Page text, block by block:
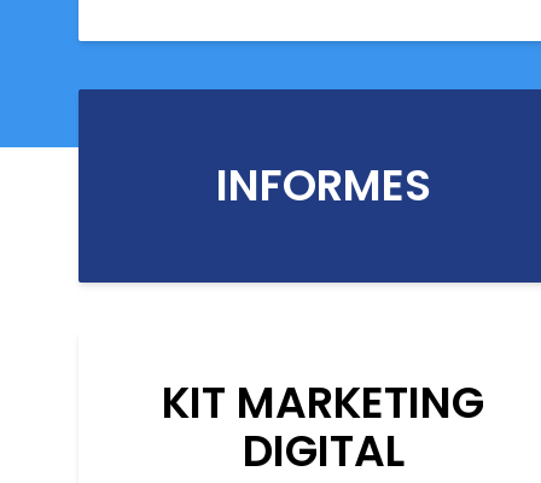
INFORMES
KIT MARKETING
DIGITAL